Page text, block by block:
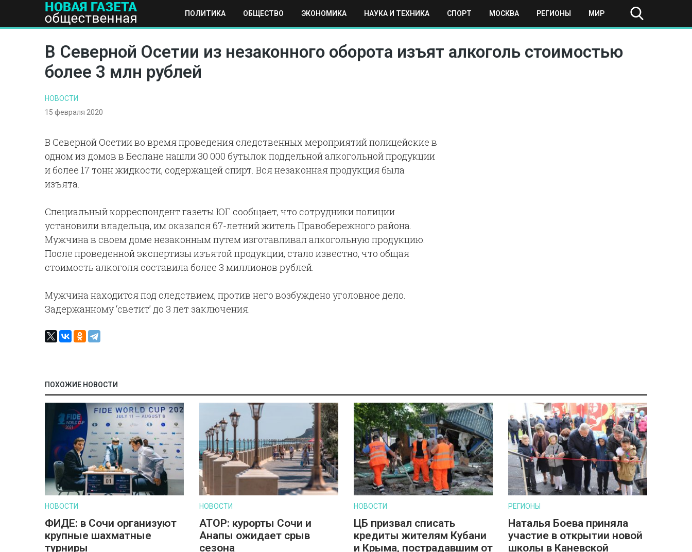
ПОЛИТИКА ОБЩЕСТВО ЭКОНОМИКА НАУКА И ТЕХНИКА СПОРТ МОСКВА РЕГИОНЫ МИР
ПОЛИТИКА ОБЩЕСТВО ЭКОНОМИКА НАУКА И ТЕХНИКА СПОРТ МОСКВА РЕГИОНЫ МИР
В Северной Осетии из незаконного оборота изъят алкоголь стоимостью
более 3 млн рублей
НОВОСТИ
15 февраля 2020
В Северной Осетии во время проведения следственных мероприятий полицейские в
одном из домов в Беслане нашли 30 000 бутылок поддельной алкогольной продукции
и более 17 тонн жидкости, содержащей спирт. Вся незаконная продукция была
изъята.
Специальный корреспондент газеты ЮГ сообщает, что сотрудники полиции
установили владельца, им оказался 67-летний житель Правобережного района.
Мужчина в своем доме незаконным путем изготавливал алкогольную продукцию.
После проведенной экспертизы изъятой продукции, стало известно, что общая
стоимость алкоголя составила более 3 миллионов рублей.
Мужчина находится под следствием, против него возбуждено уголовное дело.
Задержанному ‘светит’ до 3 лет заключения.
ПОХОЖИЕ НОВОСТИ
НОВОСТИ
ФИДЕ: в Сочи организуют
крупные шахматные
турниры
НОВОСТИ
АТОР: курорты Сочи и
Анапы ожидает срыв
сезона
НОВОСТИ
ЦБ призвал списать
кредиты жителям Кубани
и Крыма, пострадавшим от
РЕГИОНЫ
Наталья Боева приняла
участие в открытии новой
школы в Каневской